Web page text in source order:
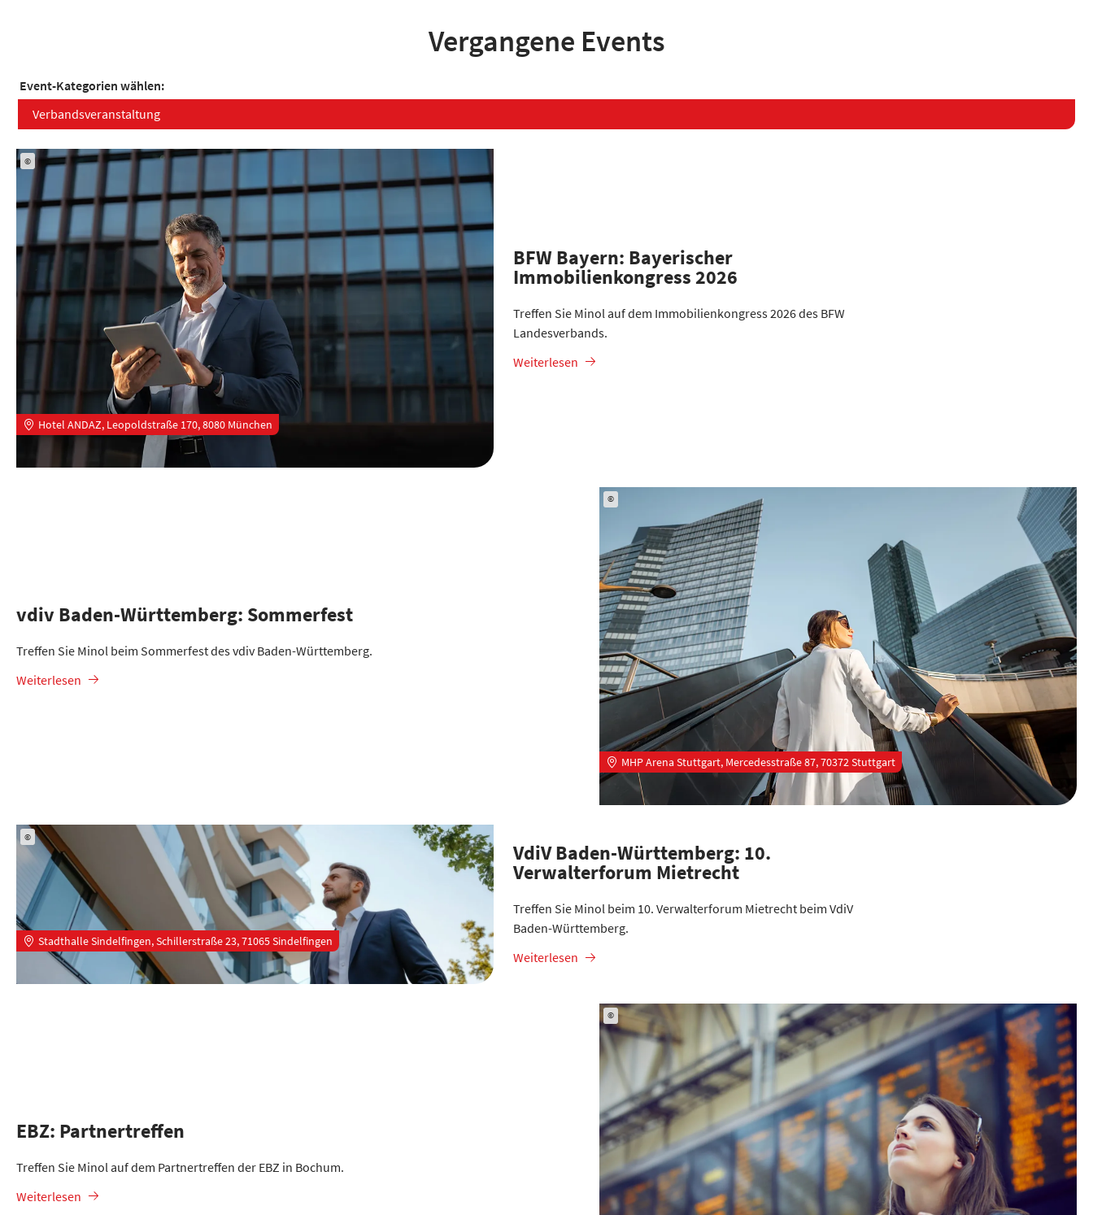
Vergangene Events
Event-Kategorien wählen:
Verbandsveranstaltung
©
Hotel ANDAZ, Leopoldstraße 170, 8080 München
BFW Bayern: Bayerischer
Immobilienkongress 2026
Treffen Sie Minol auf dem Immobilienkongress 2026 des BFW
Landesverbands.
Weiterlesen
©
MHP Arena Stuttgart, Mercedesstraße 87, 70372 Stuttgart
vdiv Baden-Württemberg: Sommerfest
Treffen Sie Minol beim Sommerfest des vdiv Baden-Württemberg.
Weiterlesen
©
Stadthalle Sindelfingen, Schillerstraße 23, 71065 Sindelfingen
VdiV Baden-Württemberg: 10.
Verwalterforum Mietrecht
Treffen Sie Minol beim 10. Verwalterforum Mietrecht beim VdiV
Baden-Württemberg.
Weiterlesen
©
EBZ: Partnertreffen
Treffen Sie Minol auf dem Partnertreffen der EBZ in Bochum.
Weiterlesen